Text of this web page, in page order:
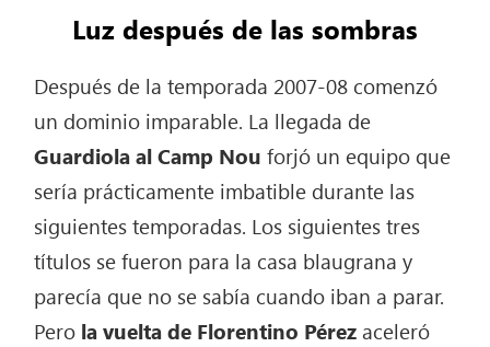
Luz después de las sombras
Después de la temporada 2007-08 comenzó
un dominio imparable. La llegada de
Guardiola al Camp Nou forjó un equipo que
sería prácticamente imbatible durante las
siguientes temporadas. Los siguientes tres
títulos se fueron para la casa blaugrana y
parecía que no se sabía cuando iban a parar.
Pero la vuelta de Florentino Pérezaceleró